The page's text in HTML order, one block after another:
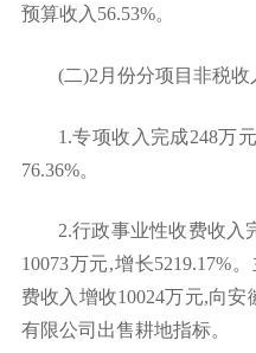
预算收入56.53%。
(二)2月份分项目非税收
1.专项收入完成248万
76.36%。
2.行政事业性收费收入
10073万元,增长5219.17%
费收入增收10024万元,向
有限公司出售耕地指标。